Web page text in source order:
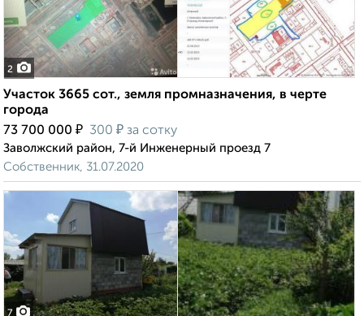
2
Участок 3665 сот., земля промназначения, в черте
города
73 700 000 ₽ 300 ₽ за сотку
Заволжский район, 7-й Инженерный проезд 7
Собственник, 31.07.2020
7